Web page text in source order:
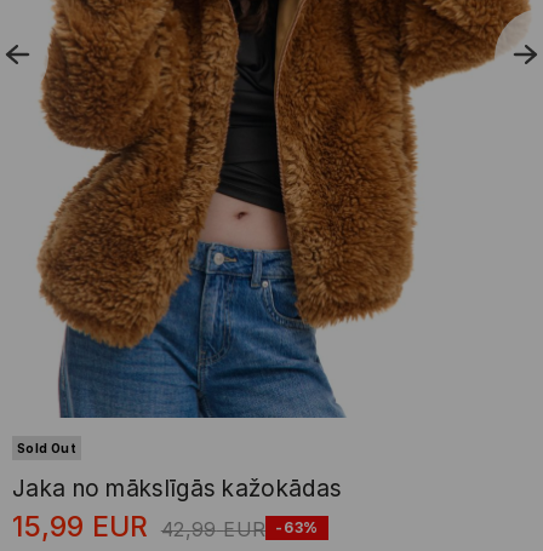
Sold Out
Jaka no mākslīgās kažokādas
15,99 EUR 42,99 EUR -63%